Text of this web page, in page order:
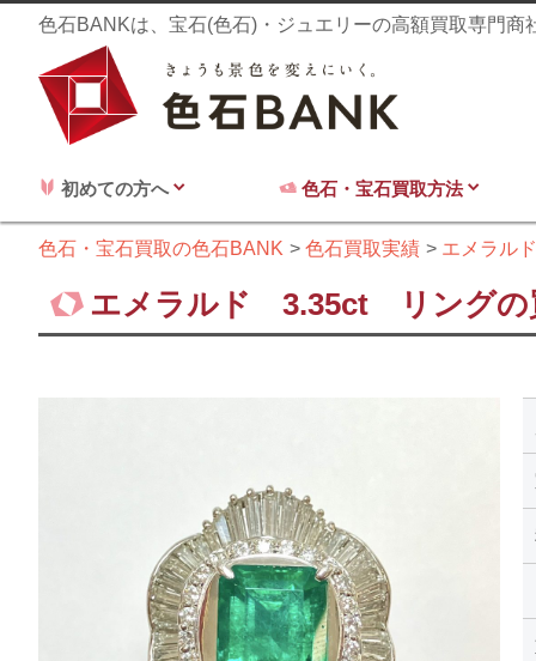
色石BANKは、宝石(色石)・ジュエリーの高額買取専門
初めての方へ 色石・宝石買取方法
色石・宝石買取の色石BANK 色石買取実績 エメラルド
エメラルド 3.35ct リングの